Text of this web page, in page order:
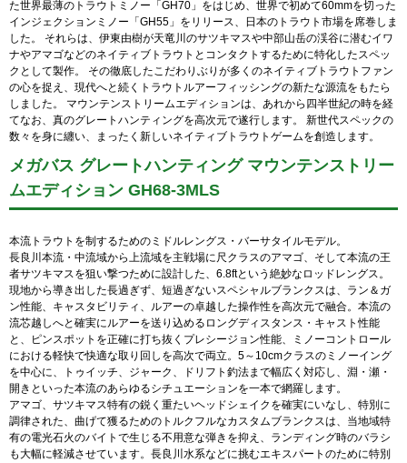
た世界最薄のトラウトミノー「GH70」をはじめ、世界で初めて60mmを切った
インジェクションミノー「GH55」をリリース、日本のトラウト市場を席巻しま
した。 それらは、伊東由樹が天竜川のサツキマスや中部山岳の渓谷に潜むイワ
ナやアマゴなどのネイティブトラウトとコンタクトするために特化したスペッ
クとして製作。 その徹底したこだわりぶりが多くのネイティブトラウトファン
の心を捉え、現代へと続くトラウトルアーフィッシングの新たな源流をもたら
しました。 マウンテンストリームエディションは、あれから四半世紀の時を経
てなお、真のグレートハンティングを高次元で遂行します。 新世代スペックの
数々を身に纏い、まったく新しいネイティブトラウトゲームを創造します。
メガバス グレートハンティング マウンテンストリー
ムエディション GH68-3MLS
本流トラウトを制するためのミドルレングス・バーサタイルモデル。
長良川本流・中流域から上流域を主戦場に尺クラスのアマゴ、そして本流の王
者サツキマスを狙い撃つために設計した、6.8ftという絶妙なロッドレングス。
現地から導き出した長過ぎず、短過ぎないスペシャルブランクスは、ラン＆ガ
ン性能、キャスタビリティ、ルアーの卓越した操作性を高次元で融合。本流の
流芯越しへと確実にルアーを送り込めるロングディスタンス・キャスト性能
と、ピンスポットを正確に打ち抜くプレシージョン性能、ミノーコントロール
における軽快で快適な取り回しを高次で両立。5～10cmクラスのミノーイング
を中心に、トゥイッチ、ジャーク、ドリフト釣法まで幅広く対応し、淵・瀬・
開きといった本流のあらゆるシチュエーションを一本で網羅します。
アマゴ、サツキマス特有の鋭く重たいヘッドシェイクを確実にいなし、特別に
調律された、曲げて獲るためのトルクフルなカスタムブランクスは、当地域特
有の電光石火のバイトで生じる不用意な弾きを抑え、ランディング時のバラシ
も大幅に軽減させています。長良川水系などに挑むエキスパートのために特別